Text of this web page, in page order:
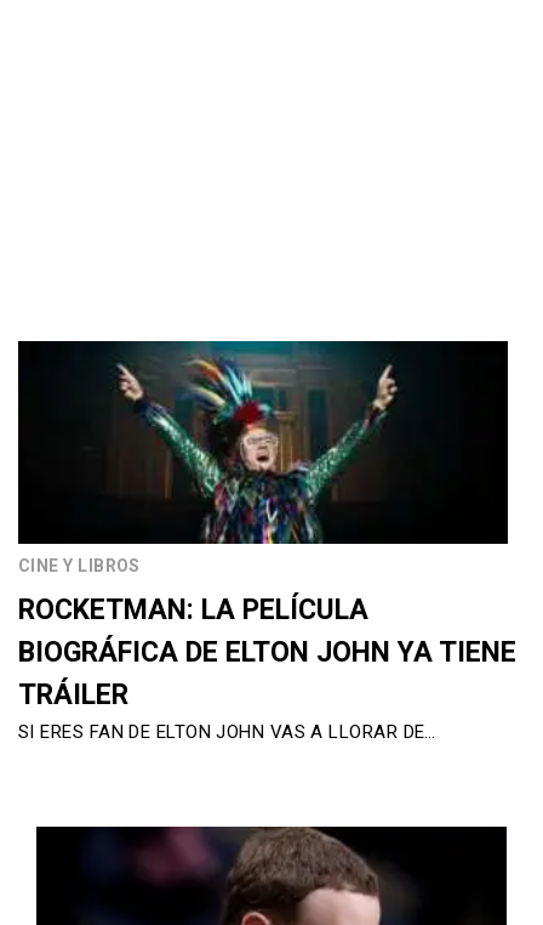
CINE Y LIBROS
ROCKETMAN: LA PELÍCULA
BIOGRÁFICA DE ELTON JOHN YA TIENE
TRÁILER
SI ERES FAN DE ELTON JOHN VAS A LLORAR DE…